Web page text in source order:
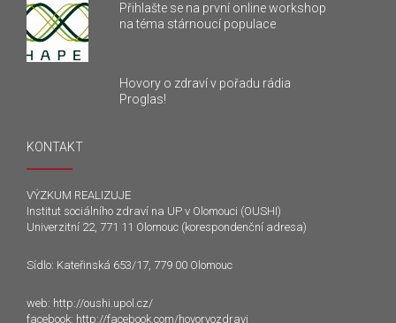
Přihlašte se na první online workshop
na téma stárnoucí populace
Hovory o zdraví v pořadu rádia
Proglas!
KONTAKT
VÝZKUM REALIZUJE
Institut sociálního zdraví na UP v Olomouci (OUSHI)
Univerzitní 22, 771 11 Olomouc (korespondenční adresa)
Sídlo: Kateřinská 653/17, 779 00 Olomouc
web: http://oushi.upol.cz/
facebook: http://facebook.com/hovoryozdravi